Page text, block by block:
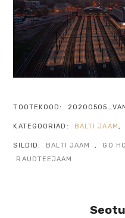
TOOTEKOOD:
KATEGOORIAD: BALTI JAAM ,
SILDID: BALTI JAAM , GO
RAUDTEEJAAM